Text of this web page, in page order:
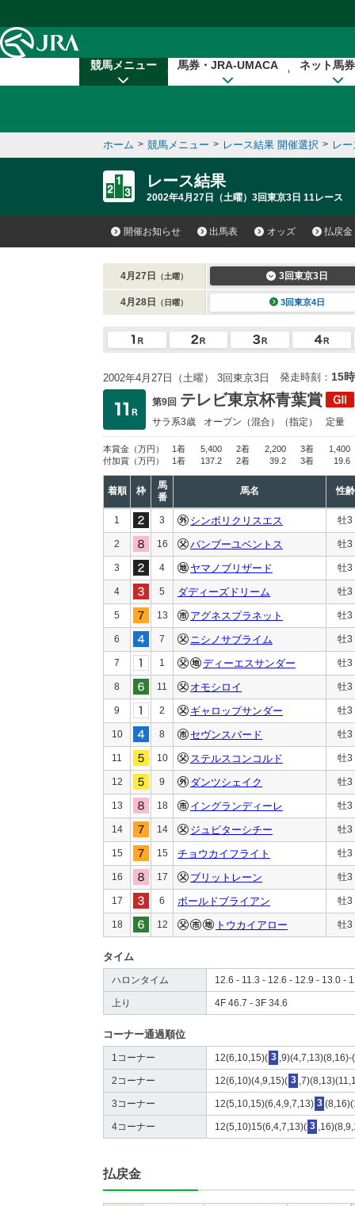
競馬メニュー 馬券・JRA-UMACA ネット馬
ホーム > 競馬メニュー > レース結果 開催選択 > レ
レース結果
2002年4月27日（土曜）3回東京3日 11レース
開催お知らせ 出馬表 オッズ 払戻金
4月27日 （土曜） 3回東京3日
4月28日 （日曜） 3回東京4日
2002年4月27日（土曜） 3回東京3日 発走時刻： 15
第9回 テレビ東京杯青葉賞
サラ系3歳 オープン （混合）（指定） 定量
本賞金 （万円） 1着 5,400 2着 2,200 3着
1,400
付加賞 （万円） 1着 137.2 2着 39.2 3着 19.6
着順 枠
馬
番
馬名 性齢
1 3 シンボリクリスエス 牡3
2 16 バンブーユベントス 牡3
3 4 ヤマノブリザード 牡3
4 5 ダディーズドリーム 牡3
5 13 アグネスプラネット 牡3
6 7 ニシノサブライム 牡3
7 1 ディーエスサンダー 牡3
8 11 オモシロイ 牡3
9 2 ギャロップサンダー 牡3
10 8 セヴンスバード 牡3
11 10 ステルスコンコルド 牡3
12 9 ダンツシェイク 牡3
13 18 イングランディーレ 牡3
14 14 ジュピターシチー 牡3
15 15 チョウカイフライト 牡3
16 17 ブリットレーン 牡3
17 6 ボールドブライアン 牡3
18 12 トウカイアロー 牡3
タイム
ハロンタイム 12.6 - 11.3 - 12.6 - 12.9 - 13.0 -
上り 4F 46.7 - 3F 34.6
コーナー通過順位
1コーナー 12(6,10,15)( 3
2コーナー 12(6,10)(4,9,15)( 3
3コーナー 12(5,10,15)(6,4,9,7,13) 3
4コーナー 12(5,10)15(6,4,7,13)( 3
払戻金